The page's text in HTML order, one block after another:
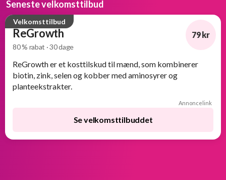
Seneste velkomsttilbud
Velkomsttilbud
ReGrowth
80 % rabat · 30 dage
79 kr
ReGrowth er et kosttilskud til mænd, som kombinerer
biotin, zink, selen og kobber med aminosyrer og
planteekstrakter.
Annoncelink
Se velkomsttilbuddet